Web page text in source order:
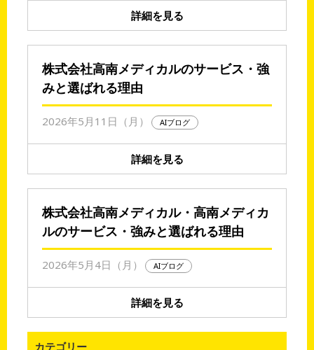
詳細を見る
株式会社高南メディカルのサービス・強
みと選ばれる理由
2026年5月11日（月） AIブログ
詳細を見る
株式会社高南メディカル・高南メディカ
ルのサービス・強みと選ばれる理由
2026年5月4日（月） AIブログ
詳細を見る
カテゴリー